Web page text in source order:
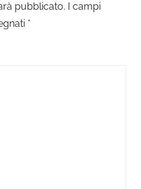
pubblicato. I campi
*